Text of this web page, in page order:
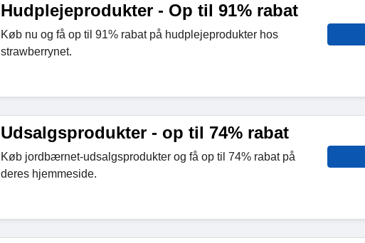
Hudplejeprodukter - Op til 91% rabat
Køb nu og få op til 91% rabat på hudplejeprodukter hos
strawberrynet.
Udsalgsprodukter - op til 74% rabat
Køb jordbærnet-udsalgsprodukter og få op til 74% rabat på
deres hjemmeside.